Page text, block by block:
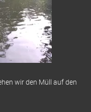
wir den Müll auf den